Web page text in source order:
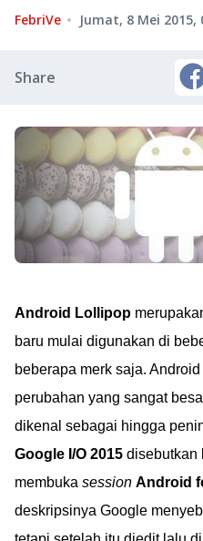
FebriVe Jumat, 8 Mei 2015,
Share
Android Lollipop
baru mulai digunakan di
beberapa merk saja.
perubahan yang sangat
dikenal sebagai hingga
Google I/O 2015 disebutkan
membuka session Android
deskripsinya Google